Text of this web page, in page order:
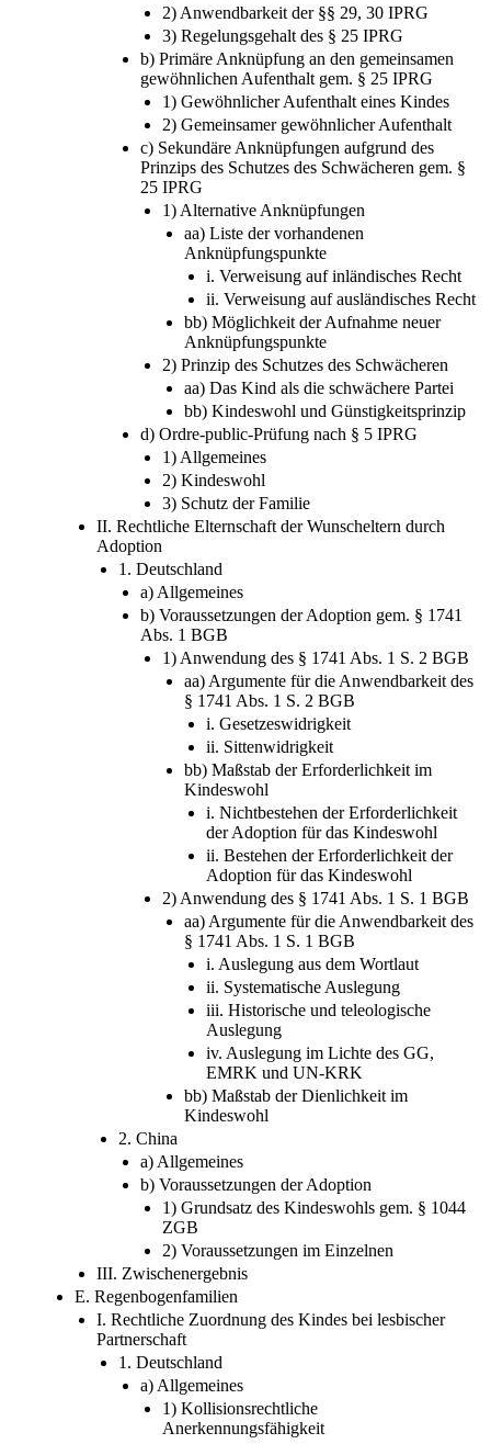
2) Anwendbarkeit der §§ 29, 30 IPRG
3) Regelungsgehalt des § 25 IPRG
b) Primäre Anknüpfung an den gemeinsamen
gewöhnlichen Aufenthalt gem. § 25 IPRG
1) Gewöhnlicher Aufenthalt eines Kindes
2) Gemeinsamer gewöhnlicher Aufenthalt
c) Sekundäre Anknüpfungen aufgrund des
Prinzips des Schutzes des Schwächeren gem. §
25 IPRG
1) Alternative Anknüpfungen
aa) Liste der vorhandenen
Anknüpfungspunkte
i. Verweisung auf inländisches Recht
ii. Verweisung auf ausländisches Recht
bb) Möglichkeit der Aufnahme neuer
Anknüpfungspunkte
2) Prinzip des Schutzes des Schwächeren
aa) Das Kind als die schwächere Partei
bb) Kindeswohl und Günstigkeitsprinzip
d) Ordre-public-Prüfung nach § 5 IPRG
1) Allgemeines
2) Kindeswohl
3) Schutz der Familie
II. Rechtliche Elternschaft der Wunscheltern durch
Adoption
1. Deutschland
a) Allgemeines
b) Voraussetzungen der Adoption gem. § 1741
Abs. 1 BGB
1) Anwendung des § 1741 Abs. 1 S. 2 BGB
aa) Argumente für die Anwendbarkeit des
§ 1741 Abs. 1 S. 2 BGB
i. Gesetzeswidrigkeit
ii. Sittenwidrigkeit
bb) Maßstab der Erforderlichkeit im
Kindeswohl
i. Nichtbestehen der Erforderlichkeit
der Adoption für das Kindeswohl
ii. Bestehen der Erforderlichkeit der
Adoption für das Kindeswohl
2) Anwendung des § 1741 Abs. 1 S. 1 BGB
aa) Argumente für die Anwendbarkeit des
§ 1741 Abs. 1 S. 1 BGB
i. Auslegung aus dem Wortlaut
ii. Systematische Auslegung
iii. Historische und teleologische
Auslegung
iv. Auslegung im Lichte des GG,
EMRK und UN-KRK
bb) Maßstab der Dienlichkeit im
Kindeswohl
2. China
a) Allgemeines
b) Voraussetzungen der Adoption
1) Grundsatz des Kindeswohls gem. § 1044
ZGB
2) Voraussetzungen im Einzelnen
III. Zwischenergebnis
E. Regenbogenfamilien
I. Rechtliche Zuordnung des Kindes bei lesbischer
Partnerschaft
1. Deutschland
a) Allgemeines
1) Kollisionsrechtliche
Anerkennungsfähigkeit